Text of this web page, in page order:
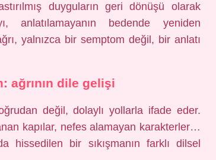
duyguların geri dönüşü olarak
anlatılamayanın bedende yeniden
yalnızca bir semptom değil, bir anlatı
ağrının dile gelişi
değil, dolaylı yollarla ifade eder.
kapılar, nefes alamayan karakterler…
hissedilen bir sıkışmanın farklı dilsel